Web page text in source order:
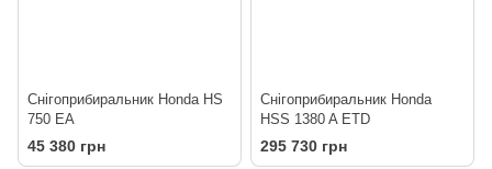
Снігоприбиральник Honda HS
750 EA
45 380 грн
Снігоприбиральник Honda
HSS 1380 A ETD
295 730 грн